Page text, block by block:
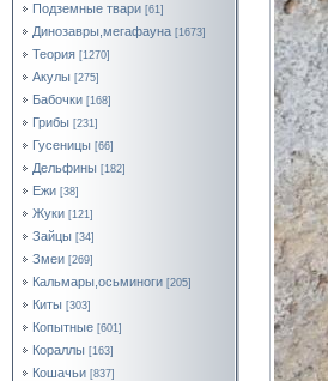
Подземные твари [61]
Динозавры,мегафауна [1673]
Теория [1270]
Акулы [275]
Бабочки [168]
Грибы [231]
Гусеницы [66]
Дельфины [182]
Ежи [38]
Жуки [121]
Зайцы [34]
Змеи [269]
Кальмары,осьминоги [205]
Киты [303]
Копытные [601]
Кораллы [163]
Кошачьи [837]